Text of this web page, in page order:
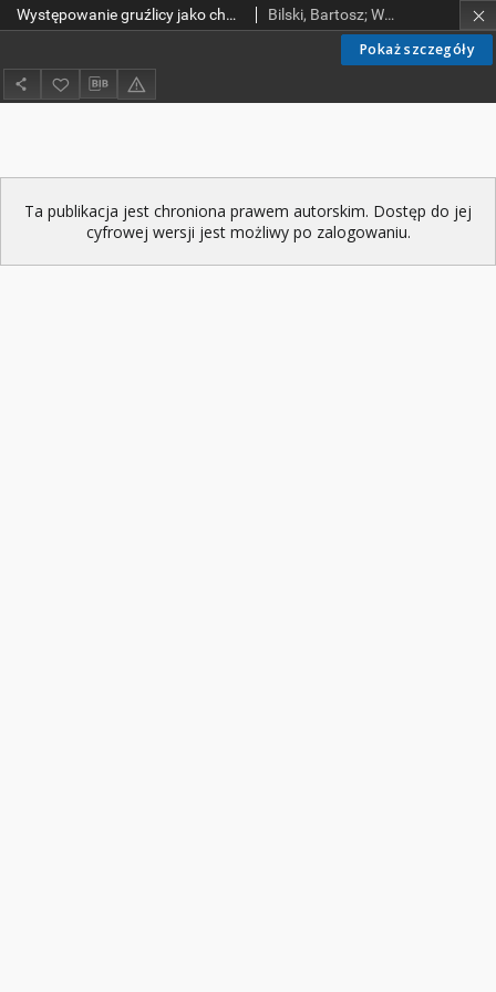
Pokaż szczegóły
Występowanie gruźlicy jako choroby zawodowej w województwie wielkopolskim Bilski, Bartosz; Wysocki, Jacek
Ta publikacja jest chroniona prawem autorskim. Dostęp do jej
cyfrowej wersji jest możliwy po zalogowaniu.